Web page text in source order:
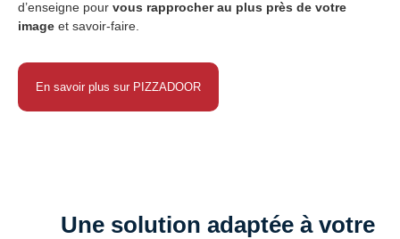
d’enseigne pour vous rapprocher au plus près de votre
image et savoir-faire.
En savoir plus sur PIZZADOOR
Une solution adaptée à votre